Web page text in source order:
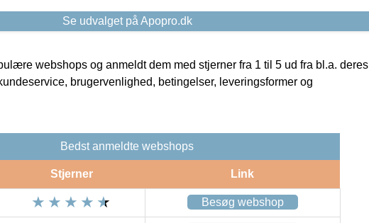
Se udvalget på Apopro.dk
webshops og anmeldt dem med stjerner fra 1 til 5 ud fra bl.a. deres
brugervenlighed, betingelser, leveringsformer og
Bedst anmeldte webshops
Stjerner Link
Besøg webshop